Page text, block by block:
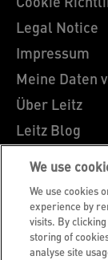
Cookie
Legal Notice
Impressum
Meine Daten
Über Leitz
Leitz Blog
Karriere
Leitz EasyPrint
Hinweise
We use
We use cookies
experience by
visits. By clicking
storing of
analyse site